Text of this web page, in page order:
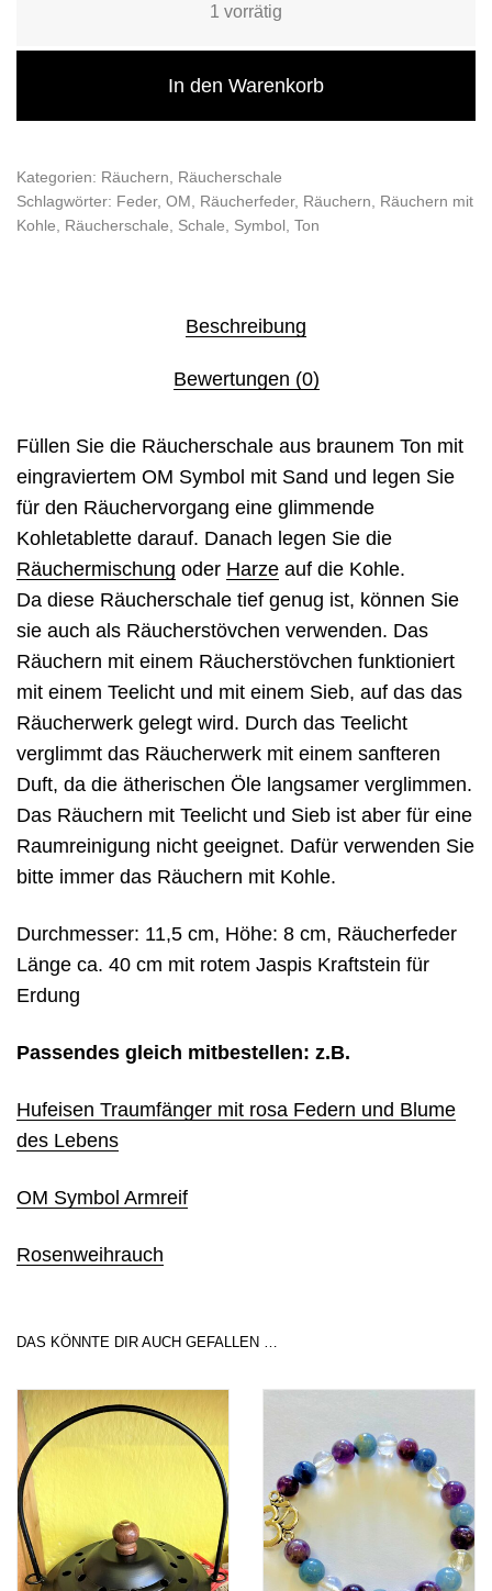
1 vorrätig
In den Warenkorb
Kategorien: Räuchern
Räucherschale
Schlagwörter: Feder, OM Räucherfeder, Räuchern
Räuchern mit
Kohle
Räucherschale Schale Symbol Ton
Beschreibung
Bewertungen (0)
Füllen Sie die Räucherschale aus braunem Ton mit
eingraviertem OM Symbol mit Sand und legen Sie
für den Räuchervorgang eine glimmende
Kohletablette darauf. Danach legen Sie die
Räuchermischung oder Harze auf die Kohle.
Da diese Räucherschale tief genug ist, können Sie
sie auch als Räucherstövchen verwenden. Das
Räuchern mit einem Räucherstövchen funktioniert
mit einem Teelicht und mit einem Sieb, auf das das
Räucherwerk gelegt wird. Durch das Teelicht
verglimmt das Räucherwerk mit einem sanfteren
Duft, da die ätherischen Öle langsamer verglimmen.
Das Räuchern mit Teelicht und Sieb ist aber für eine
Raumreinigung nicht geeignet. Dafür verwenden Sie
bitte immer das Räuchern mit Kohle.
Durchmesser: 11,5 cm, Höhe: 8 cm, Räucherfeder
Länge ca. 40 cm mit rotem Jaspis Kraftstein für
Erdung
Passendes gleich mitbestellen: z.B.
Hufeisen Traumfänger mit rosa Federn und Blume
des Lebens
OM Symbol Armreif
Rosenweihrauch
DAS KÖNNTE DIR AUCH GEFALLEN …